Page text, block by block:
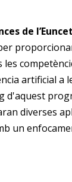
de
artificial a
d'aquest
diverses
un